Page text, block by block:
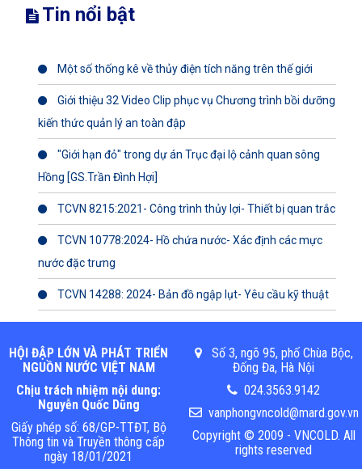
Tin nổi bật
Một số thống kê về thủy điện tích năng trên thế giới
Giới thiệu 32 Video Clip phục vụ Chương trình bồi dưỡng
kiến thức quản lý an toàn đập
"Giới hạn đỏ" trong dự án Trục đại lộ cảnh quan sông
Hồng [GS.Trần Đình Hợi]
TCVN 8215:2021- Công trình thủy lợi- Thiết bị quan trắc
TCVN 10778:2024- Hồ chứa nước- Xác định các mực
nước đặc trưng
TCVN 14288: 2024- Bản đồ ngập lụt- Yêu cầu kỹ thuật
HỘI ĐẬP LỚN VÀ PHÁT TRIỂN
NGUỒN NƯỚC VIỆT NAM
Chịu trách nhiệm nội dung:
Nguyễn Quốc Dũng
Giấy phép số: 68/GP-TTĐT, Bộ
Thông tin và Truyền thông cấp
ngày 18/01/2021
Số 3, ngõ 95, phố Chùa Bộc,
Đống Đa, Hà Nội
024.3563.9142
vanphongvncold@mard.gov.vn
Copyright © 2009 - VNCOLD. All
rights reserved